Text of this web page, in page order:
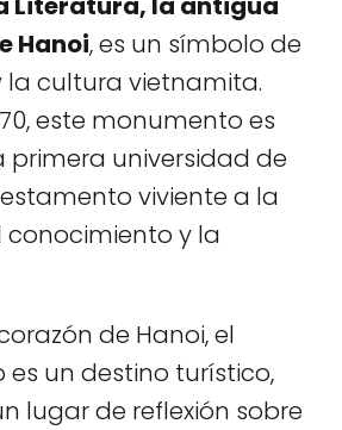
Hanoi, es un símbolo de
la cultura vietnamita.
este monumento es
primera universidad de
viviente a la
conocimiento y la
de Hanoi, el
un destino turístico,
lugar de reflexión sobre